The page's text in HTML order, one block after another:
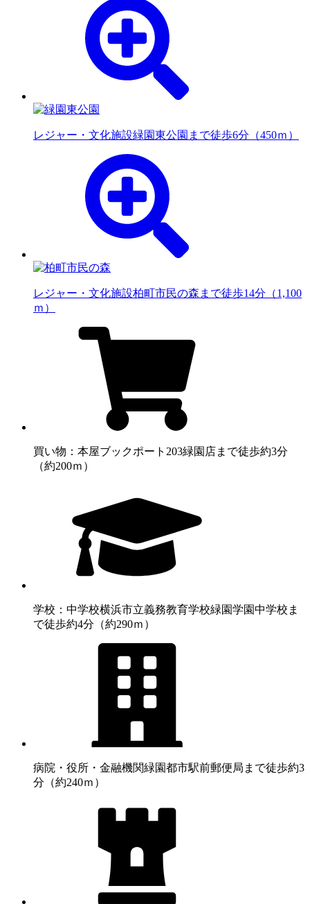
レジャー・文化施設緑園東公園まで徒歩6分（450ｍ）
レジャー・文化施設柏町市民の森まで徒歩14分（1,100
ｍ）
買い物：本屋ブックポート203緑園店まで徒歩約3分
（約200ｍ）
学校：中学校横浜市立義務教育学校緑園学園中学校ま
で徒歩約4分（約290ｍ）
病院・役所・金融機関緑園都市駅前郵便局まで徒歩約3
分（約240ｍ）